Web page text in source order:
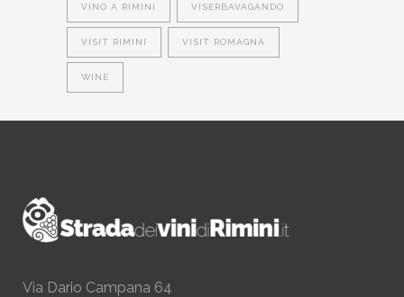
VINO A RIMINI VISERBAVAGANDO
VISIT RIMINI VISIT ROMAGNA
WINE
Via Dario Campana 64